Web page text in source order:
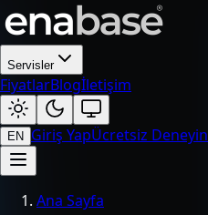
Servisler
FiyatlarBlogİletişim
EN Giriş YapÜcretsiz Deneyin
Ana Sayfa